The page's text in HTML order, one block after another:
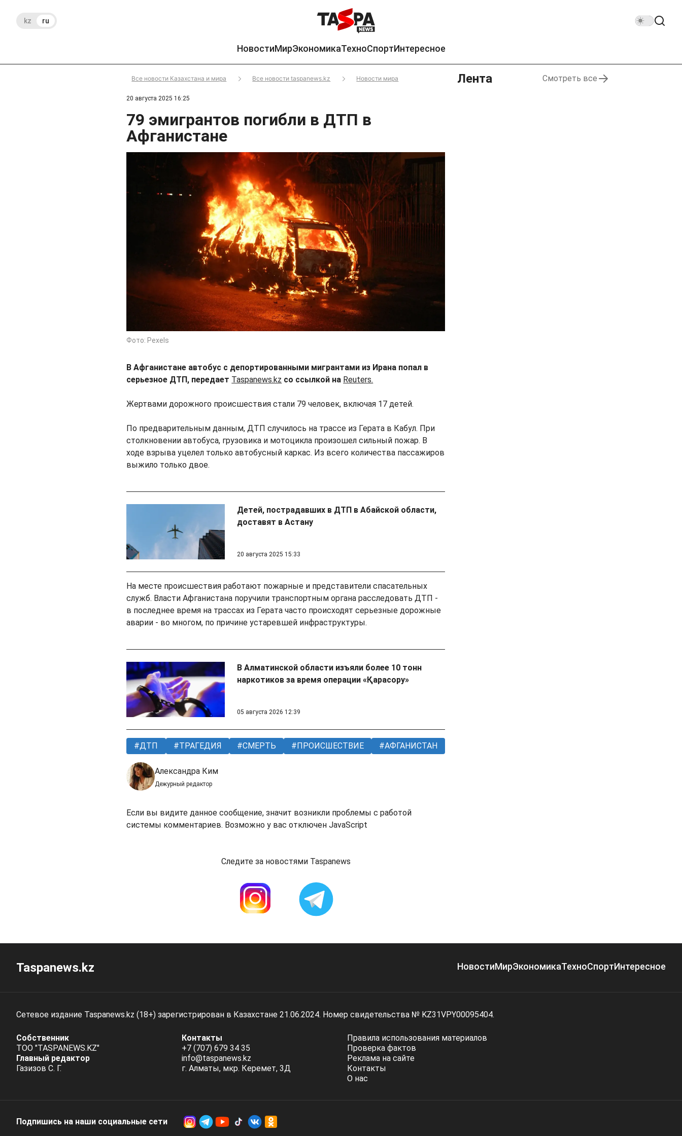
kz ru
НовостиМирЭкономикаТехноСпортИнтересное
Все новости Казахстана и мира Все новости taspanews.kz Новости мира
20 августа 2025 16:25
79 эмигрантов погибли в ДТП в
Афганистане
Фото: Pexels
В Афганистане автобус с депортированными мигрантами из Ирана попал в
серьезное ДТП, передает Taspanews.kz со ссылкой на Reuters.
Жертвами дорожного происшествия стали 79 человек, включая 17 детей.
По предварительным данным, ДТП случилось на трассе из Герата в Кабул. При
столкновении автобуса, грузовика и мотоцикла произошел сильный пожар. В
ходе взрыва уцелел только автобусный каркас. Из всего количества пассажиров
выжило только двое.
Детей, пострадавших в ДТП в Абайской области,
доставят в Астану
20 августа 2025 15:33
На месте происшествия работают пожарные и представители спасательных
служб. Власти Афганистана поручили транспортным органа расследовать ДТП -
в последнее время на трассах из Герата часто происходят серьезные дорожные
аварии - во многом, по причине устаревшей инфраструктуры.
В Алматинской области изъяли более 10 тонн
наркотиков за время операции «Қарасору»
05 августа 2026 12:39
ДТП ТРАГЕДИЯ СМЕРТЬ ПРОИСШЕСТВИЕ АФГАНИСТАН
Александра Ким
Дежурный редактор
Если вы видите данное сообщение, значит возникли проблемы с работой
системы комментариев. Возможно у вас отключен JavaScript
Следите за новостями Taspanews
Лента Смотреть все
Taspanews.kz НовостиМирЭкономикаТехноСпортИнтересное
Сетевое издание Taspanews.kz (18+) зарегистрирован в Казахстане 21.06.2024. Номер свидетельства № KZ31VPY00095404.
Собственник
ТОО "TASPANEWS.KZ"
Главный редактор
Газизов С. Г.
Контакты
+7 (707) 679 34 35
info@taspanews.kz
г. Алматы, мкр. Керемет, 3Д
Правила использования материалов
Проверка фактов
Реклама на сайте
Контакты
О нас
Подпишись на наши социальные cети